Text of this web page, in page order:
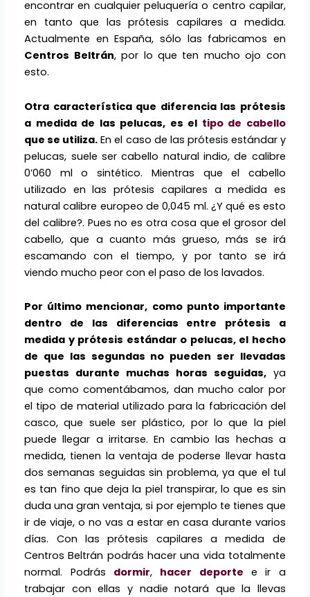
encontrar en cualquier peluquería o centro capilar,
en tanto que las prótesis capilares a medida.
Actualmente en España, sólo las fabricamos en
Centros Beltrán, por lo que ten mucho ojo con
esto.
Otra característica que diferencia las prótesis
a medida de las pelucas, es el tipo de cabello
que se utiliza. En el caso de las prótesis estándar y
pelucas, suele ser cabello natural indio, de calibre
0’060 ml o sintético. Mientras que el cabello
utilizado en las prótesis capilares a medida es
natural calibre europeo de 0,045 ml. ¿Y qué es esto
del calibre?. Pues no es otra cosa que el grosor del
cabello, que a cuanto más grueso, más se irá
escamando con el tiempo, y por tanto se irá
viendo mucho peor con el paso de los lavados.
Por último mencionar, como punto importante
dentro de las diferencias entre prótesis a
medida y prótesis estándar o pelucas, el hecho
de que las segundas no pueden ser llevadas
puestas durante muchas horas seguidas,ya
que como comentábamos, dan mucho calor por
el tipo de material utilizado para la fabricación del
casco, que suele ser plástico, por lo que la piel
puede llegar a irritarse. En cambio las hechas a
medida, tienen la ventaja de poderse llevar hasta
dos semanas seguidas sin problema, ya que el tul
es tan fino que deja la piel transpirar, lo que es sin
duda una gran ventaja, si por ejemplo te tienes que
ir de viaje, o no vas a estar en casa durante varios
días. Con las prótesis capilares a medida de
Centros Beltrán podrás hacer una vida totalmente
normal. Podrás dormir, hacer deporte e ir a
trabajar con ellas y nadie notará que la llevas